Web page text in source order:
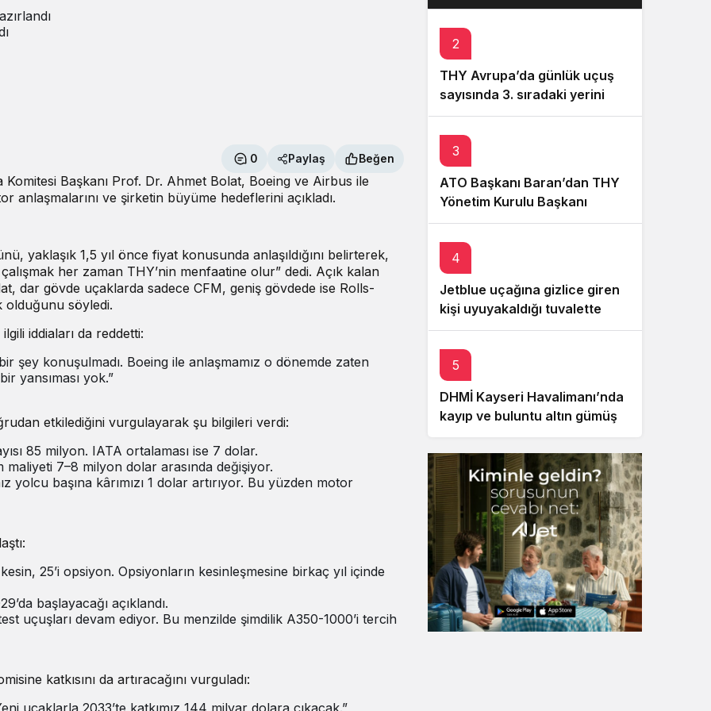
0 Paylaş Beğen
Başkanı Prof. Dr. Ahmet Bolat, Boeing ve Airbus ile
anlaşmalarını ve şirketin büyüme hedeflerini açıkladı.
yaklaşık 1,5 yıl önce fiyat konusunda anlaşıldığını belirterek,
her zaman THY’nin menfaatine olur” dedi. Açık kalan
dar gövde uçaklarda sadece CFM, geniş gövdede ise Rolls-
olduğunu söyledi.
iddiaları da reddetti:
şey konuşulmadı. Boeing ile anlaşmamız o dönemde zaten
yansıması yok.”
etkilediğini vurgulayarak şu bilgileri verdi:
85 milyon. IATA ortalaması ise 7 dolar.
7–8 milyon dolar arasında değişiyor.
yolcu başına kârımızı 1 dolar artırıyor. Bu yüzden motor
25’i opsiyon. Opsiyonların kesinleşmesine birkaç yıl içinde
başlayacağı açıklandı.
uçuşları devam ediyor. Bu menzilde şimdilik A350-1000’i tercih
katkısını da artıracağını vurguladı:
uçaklarla 2033’te katkımız 144 milyar dolara çıkacak.”
küresel sıralamada 7’nci oldu
2
THY Avrupa’da günlük uçuş
sayısında 3. sıradaki yerini
korudu
3
ATO Başkanı Baran’dan THY
Yönetim Kurulu Başkanı
Şeker’e ziyaret
4
Jetblue uçağına gizlice giren
kişi uyuyakaldığı tuvalette
yakalandı
5
DHMİ Kayseri Havalimanı’nda
kayıp ve buluntu altın gümüş
çıkaracak